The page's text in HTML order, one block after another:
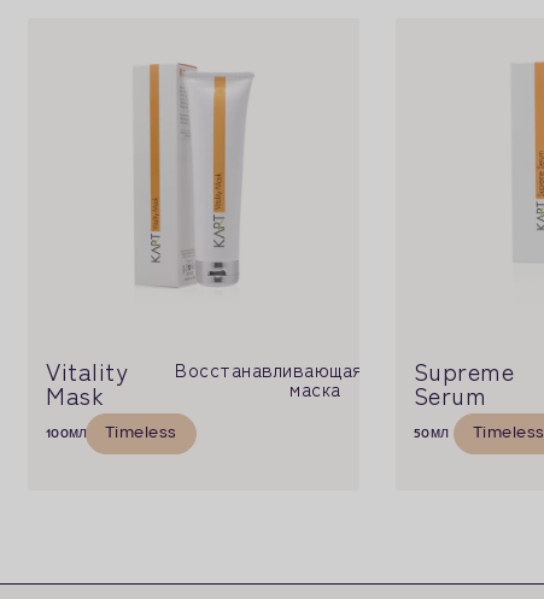
Vitality
Mask
Восстанавливающая
маска
100мл Timeless
Supreme
Serum
50мл Timeless